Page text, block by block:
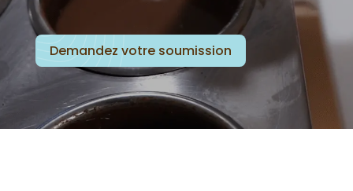
Demandez votre soumission